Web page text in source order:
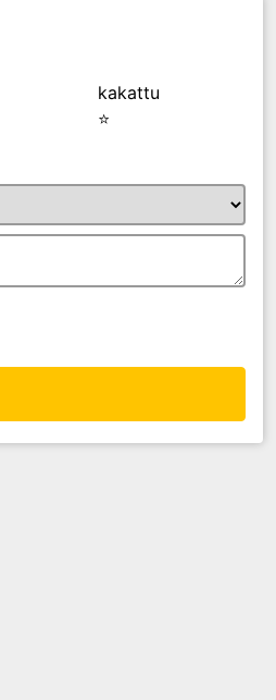
kakattu
⭐️